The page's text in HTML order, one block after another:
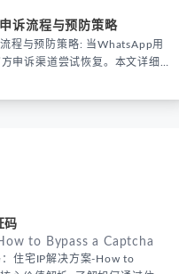
诉流程与预防策略
程与预防策略: 当WhatsApp用
申诉渠道尝试恢复。本文详细解
码
to Bypass a Captcha
住宅IP解决方案-How to